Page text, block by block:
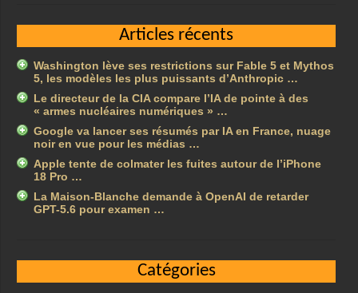
Articles récents
Washington lève ses restrictions sur Fable 5 et Mythos
5, les modèles les plus puissants d’Anthropic …
Le directeur de la CIA compare l’IA de pointe à des
« armes nucléaires numériques » …
Google va lancer ses résumés par IA en France, nuage
noir en vue pour les médias …
Apple tente de colmater les fuites autour de l’iPhone
18 Pro …
La Maison-Blanche demande à OpenAI de retarder
GPT-5.6 pour examen …
Catégories